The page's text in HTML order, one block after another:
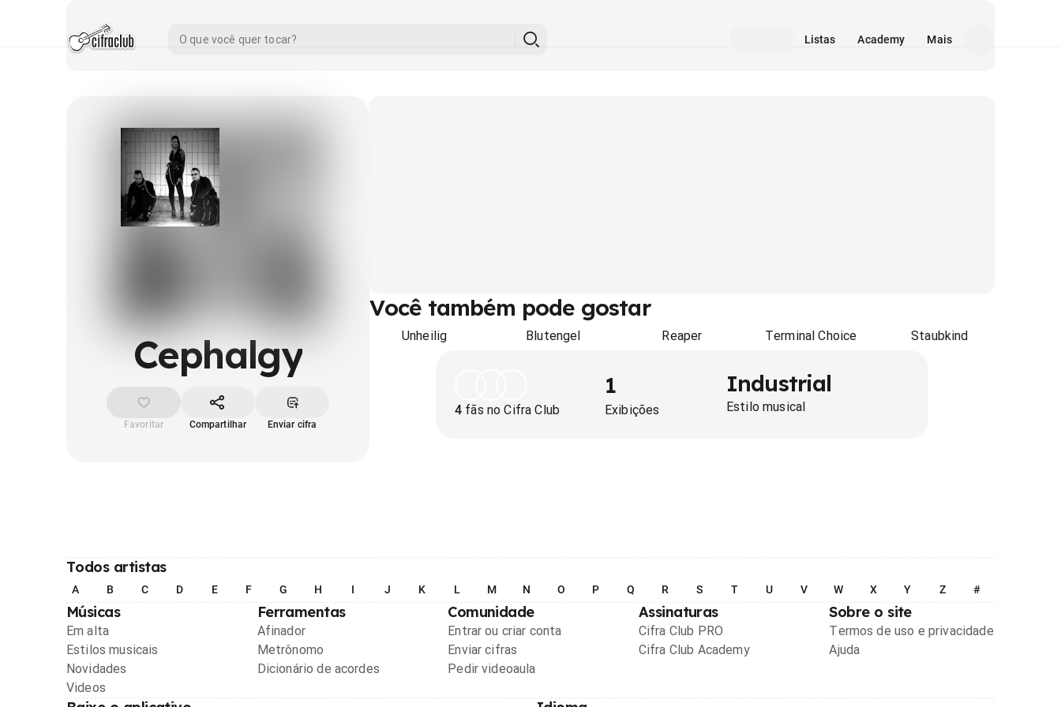
Listas Academy Mais
Cephalgy
Favoritar Compartilhar Enviar cifra
Você também pode gostar
Unheilig Blutengel Reaper Terminal Choice Staubkind
4 fãs no Cifra Club
1
Exibições
Industrial
Estilo musical
Todos artistas
A B C D E F G H I J K L M N O P Q R S T U V W X Y Z #
Músicas
Em alta
Estilos musicais
Novidades
Videos
Ferramentas
Afinador
Metrônomo
Dicionário de acordes
Comunidade
Entrar ou criar conta
Enviar cifras
Pedir videoaula
Assinaturas
Cifra Club PRO
Cifra Club Academy
Sobre o site
Termos de uso e privacidade
Ajuda